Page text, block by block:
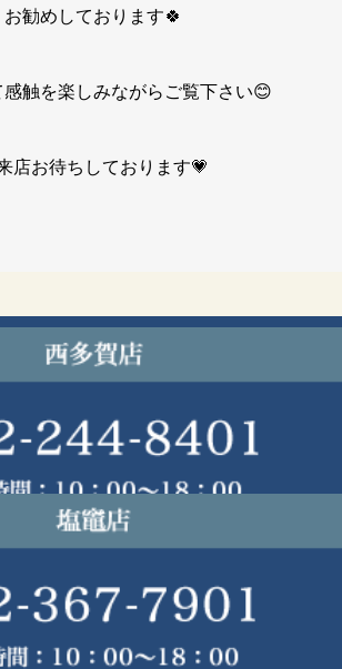
お勧めしております🍀
触を楽しみながらご覧下さい😊
店お待ちしております💗